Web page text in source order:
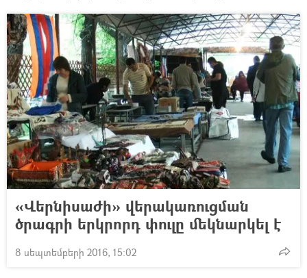
«Վերնիսաժի» վերակառուցման
ծրագրի երկրորդ փուլը մեկնարկել է
8 սեպտեմբերի 2016, 15:02